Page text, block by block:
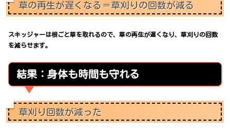
草の再生が遅くなる＝草刈りの回数が減る
スキッジャーは根ごと草を取れるので、草の再生が遅くなり、草刈りの回数
を減らせます。
結果：身体も時間も守れる
草刈り回数が減った